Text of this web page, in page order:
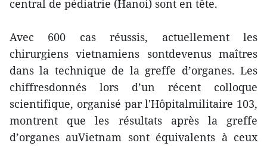
central de pédiatrie (Hanoi) sont en tête.
Avec 600 cas réussis, actuellement les
chirurgiens vietnamiens sontdevenus maîtres
dans la technique de la greffe d’organes. Les
chiffresdonnés lors d’un récent colloque
scientifique, organisé par l'Hôpitalmilitaire 103,
montrent que les résultats après la greffe
d’organes auVietnam sont équivalents à ceux